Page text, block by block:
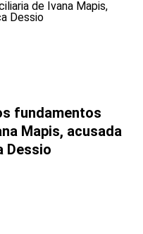
fundamentos
Mapis, acusada
Dessio